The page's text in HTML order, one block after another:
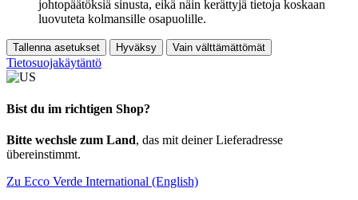
johtopäätöksiä sinusta, eikä näin kerättyjä tietoja koskaan
luovuteta kolmansille osapuolille.
Tallenna asetukset Hyväksy Vain välttämättömät
Tietosuojakäytäntö
Bist du im richtigen Shop?
Bitte wechsle zum Land, das mit deiner Lieferadresse
übereinstimmt.
Zu Ecco Verde International (English)